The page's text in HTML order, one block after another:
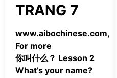
TRANG 7
www.aibochinese.com,
For more
你叫什么？ Lesson 2
What’s your name?